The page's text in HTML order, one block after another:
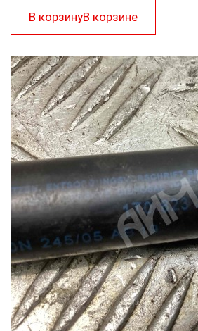
В корзинуВ корзине